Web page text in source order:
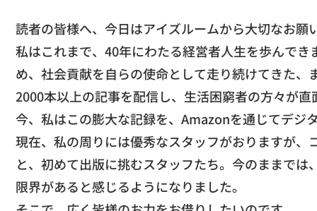
読者の皆様へ、今日はアイズルームから大切なお願
私はこれまで、40年にわたる経営者人生を歩んでき
め、 社会貢献を自らの使命として走り続けてきた、
2000本以上の記事を配信し、 生活困窮者の方々が
​今、私はこの膨大な記録を、 Amazonを通じてデジ
​現在、私の周りには優秀なスタッフがおりますが、
と、初めて出版に挑むスタッフたち。今のままでは
限界があると感じるようになりました。